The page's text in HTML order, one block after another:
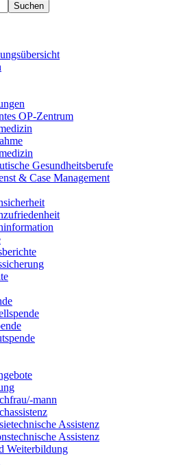
Suchen
OP-Zentrum
Gesundheitsberufe
& Case Management
mann
Assistenz
Assistenz
Weiterbildung